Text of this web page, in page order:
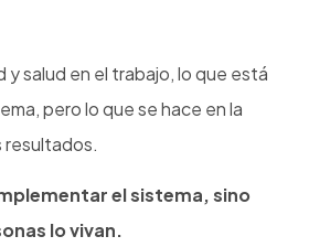
y salud en el trabajo, lo que está
pero lo que se hace en la
resultados.
el sistema, sino
lo vivan.